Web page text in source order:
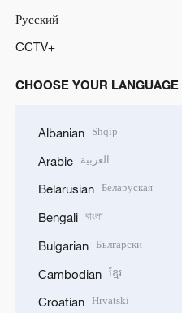
Русский
CCTV+
CHOOSE YOUR LANGUAGE
Albanian Shqip
Arabic العربية
Belarusian Беларуская
Bengali বাংলা
Bulgarian Български
Cambodian ខ្មែរ
Croatian Hrvatski